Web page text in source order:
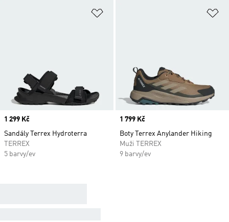
Price
1 299 Kč
Sandály Terrex Hydroterra
TERREX
5 barvy/ev
Price
1 799 Kč
Boty Terrex Anylander Hiking
Muži TERREX
9 barvy/ev